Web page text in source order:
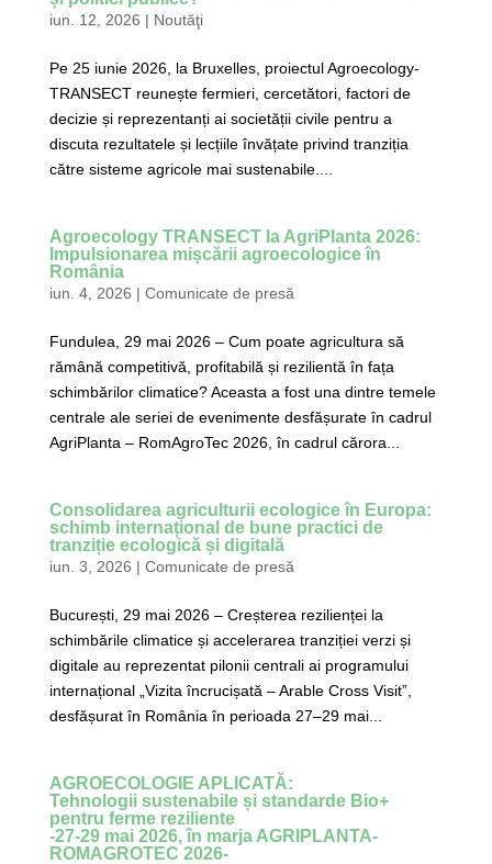
iun. 12, 2026 | Noutăţi
Pe 25 iunie 2026, la Bruxelles, proiectul Agroecology-
TRANSECT reunește fermieri, cercetători, factori de
decizie și reprezentanți ai societății civile pentru a
discuta rezultatele și lecțiile învățate privind tranziția
către sisteme agricole mai sustenabile....
Agroecology TRANSECT la AgriPlanta 2026:
Impulsionarea mișcării agroecologice în
România
iun. 4, 2026 | Comunicate de presă
Fundulea, 29 mai 2026 – Cum poate agricultura să
rămână competitivă, profitabilă și rezilientă în fața
schimbărilor climatice? Aceasta a fost una dintre temele
centrale ale seriei de evenimente desfășurate în cadrul
AgriPlanta – RomAgroTec 2026, în cadrul cărora...
Consolidarea agriculturii ecologice în Europa:
schimb internațional de bune practici de
tranziție ecologică și digitală
iun. 3, 2026 | Comunicate de presă
București, 29 mai 2026 – Creșterea rezilienței la
schimbările climatice și accelerarea tranziției verzi și
digitale au reprezentat pilonii centrali ai programului
internațional „Vizita încrucișată – Arable Cross Visit”,
desfășurat în România în perioada 27–29 mai...
AGROECOLOGIE APLICATĂ:
Tehnologii sustenabile și standarde Bio+
pentru ferme reziliente
-27-29 mai 2026, în marja AGRIPLANTA-
ROMAGROTEC 2026-